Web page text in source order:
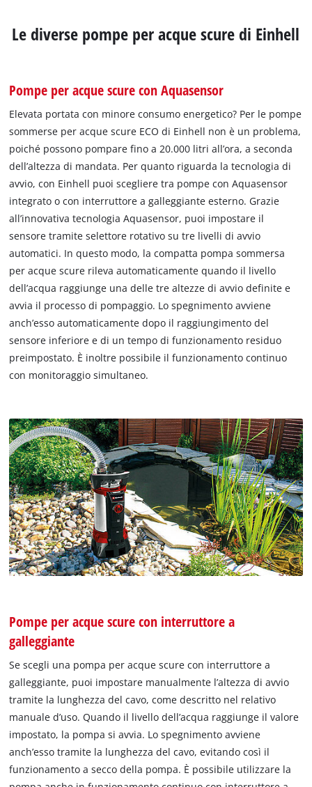
Le diverse pompe per acque scure di Einhell
Pompe per acque scure con Aquasensor
Elevata portata con minore consumo energetico? Per le pompe
sommerse per acque scure ECO di Einhell non è un problema,
poiché possono pompare fino a 20.000 litri all’ora, a seconda
dell’altezza di mandata. Per quanto riguarda la tecnologia di
avvio, con Einhell puoi scegliere tra pompe con Aquasensor
integrato o con interruttore a galleggiante esterno. Grazie
all’innovativa tecnologia Aquasensor, puoi impostare il
sensore tramite selettore rotativo su tre livelli di avvio
automatici. In questo modo, la compatta pompa sommersa
per acque scure rileva automaticamente quando il livello
dell’acqua raggiunge una delle tre altezze di avvio definite e
avvia il processo di pompaggio. Lo spegnimento avviene
anch’esso automaticamente dopo il raggiungimento del
sensore inferiore e di un tempo di funzionamento residuo
preimpostato. È inoltre possibile il funzionamento continuo
con monitoraggio simultaneo.
Pompe per acque scure con interruttore a
galleggiante
Se scegli una pompa per acque scure con interruttore a
galleggiante, puoi impostare manualmente l’altezza di avvio
tramite la lunghezza del cavo, come descritto nel relativo
manuale d’uso. Quando il livello dell’acqua raggiunge il valore
impostato, la pompa si avvia. Lo spegnimento avviene
anch’esso tramite la lunghezza del cavo, evitando così il
funzionamento a secco della pompa. È possibile utilizzare la